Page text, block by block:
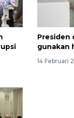
Presiden
gunakan
14 Februari